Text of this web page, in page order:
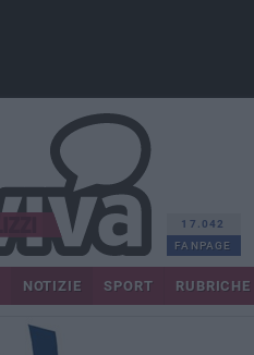
17.042
FANPAGE
NOTIZIE SPORT RUBRICHE